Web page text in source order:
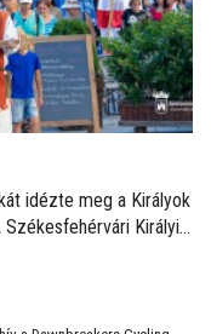
idézte meg a Királyok
Királyi
óriásbábjai